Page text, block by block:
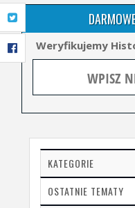
Weryfikujemy
KATEGORIE
OSTATNIE TEMATY